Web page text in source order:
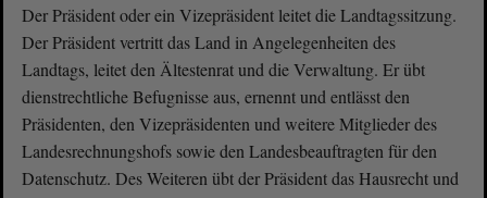
Der Präsident oder ein Vizepräsident leitet die Landtagssitzung.
Der Präsident vertritt das Land in Angelegenheiten des
Landtags, leitet den Ältestenrat und die Verwaltung. Er übt
dienstrechtliche Befugnisse aus, ernennt und entlässt den
Präsidenten, den Vizepräsidenten und weitere Mitglieder des
Landesrechnungshofs sowie den Landesbeauftragten für den
Datenschutz. Des Weiteren übt der Präsident das Hausrecht und